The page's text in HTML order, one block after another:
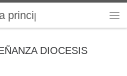
DIOCESIS